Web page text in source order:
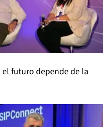
el futuro depende de la